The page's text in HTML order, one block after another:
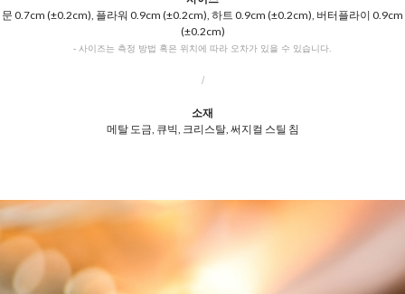
문 0.7cm (±0.2cm), 플라워 0.9cm (±0.2cm), 하트 0.9cm (±0.2cm), 버터플라이 0.9cm
(±0.2cm)
- 사이즈는 측정 방법 혹은 위치에 따라 오차가 있을 수 있습니다.
/
소재
메탈 도금, 큐빅, 크리스탈, 써지컬 스틸 침